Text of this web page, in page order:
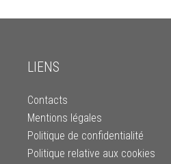
LIENS
Contacts
Mentions légales
Politique de confidentialité
Politique relative aux cookies